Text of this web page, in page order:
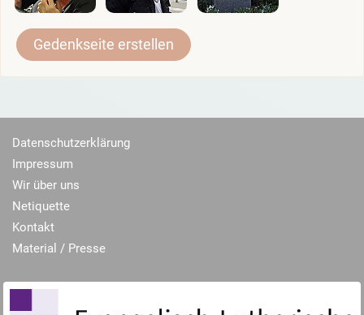
Gedenkseite erstellen
Datenschutzerklärung
Impressum
Wir über uns
Netiquette
Kontakt
Material / Presse